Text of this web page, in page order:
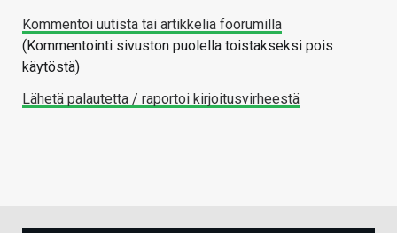
Kommentoi uutista tai artikkelia foorumilla
(Kommentointi sivuston puolella toistakseksi pois
käytöstä)
Lähetä palautetta / raportoi kirjoitusvirheestä